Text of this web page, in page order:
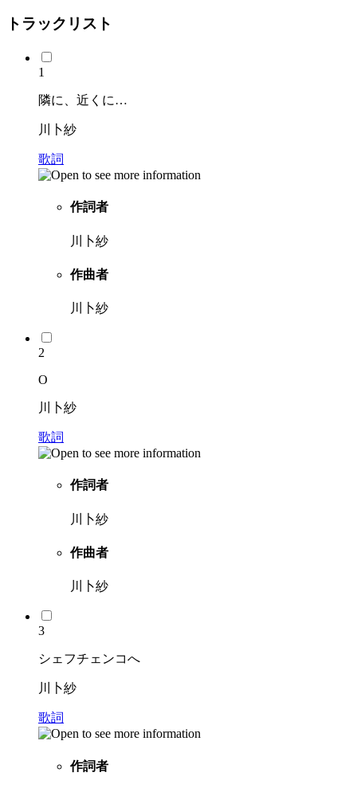
トラックリスト
1
隣に、近くに…
川卜紗
歌詞
作詞者
川卜紗
作曲者
川卜紗
2
O
川卜紗
歌詞
作詞者
川卜紗
作曲者
川卜紗
3
シェフチェンコへ
川卜紗
歌詞
作詞者